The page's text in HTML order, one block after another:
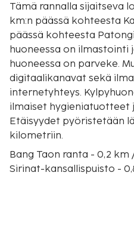
Tämä rannalla sijaitseva
km:n päässä kohteesta
päässä kohteesta
huoneessa on ilmastointi
huoneessa on parveke.
digitaalikanavat sekä
internetyhteys.
ilmaiset hygieniatuotteet
Etäisyydet pyöristetään
kilometriin.
Bang Taon ranta - 0,2 km
Sirinat-kansallispuisto -